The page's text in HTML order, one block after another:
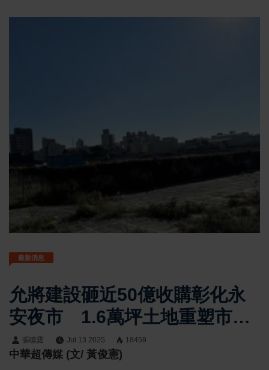
最新消息
允將建設砸近50億收購彰化永
安夜市 1.6萬坪土地重塑市中
心地貌、揭開地產轉型序幕
張噬霆 Jul 13 2025 18459
中華超傳媒 (文/ 黃俊憲)